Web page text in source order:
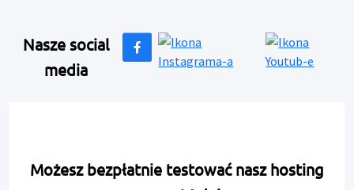
Nasze social
media
Możesz bezpłatnie testować nasz hosting